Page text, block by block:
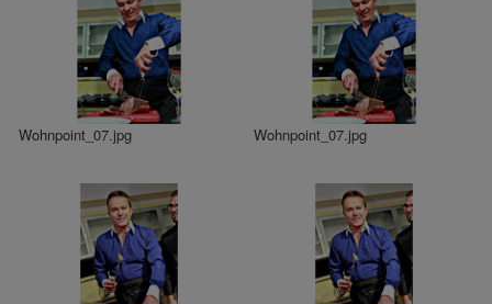
Wohnpoint_07.jpg Wohnpoint_07.jpg